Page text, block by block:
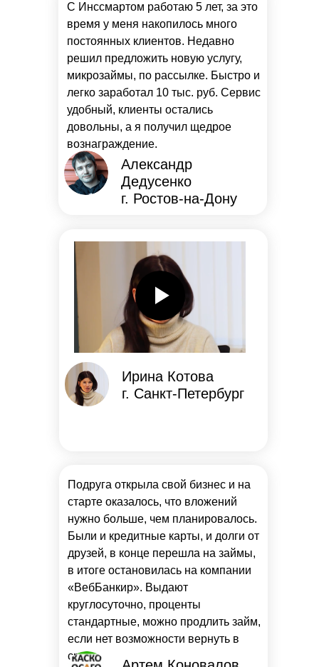
С Инссмартом работаю 5 лет, за это
время у меня накопилось много
постоянных клиентов. Недавно
решил предложить новую услугу,
микрозаймы, по рассылке. Быстро и
легко заработал 10 тыс. руб. Сервис
удобный, клиенты остались
довольны, а я получил щедрое
вознаграждение.
Александр
Дедусенко
г. Ростов-на-Дону
Ирина Котова
г. Санкт-Петербург
Подруга открыла свой бизнес и на
старте оказалось, что вложений
нужно больше, чем планировалось.
Были и кредитные карты, и долги от
друзей, в конце перешла на займы,
в итоге остановилась на компании
«ВебБанкир». Выдают
круглосуточно, проценты
стандартные, можно продлить займ,
если нет возможности вернуть в
срок.